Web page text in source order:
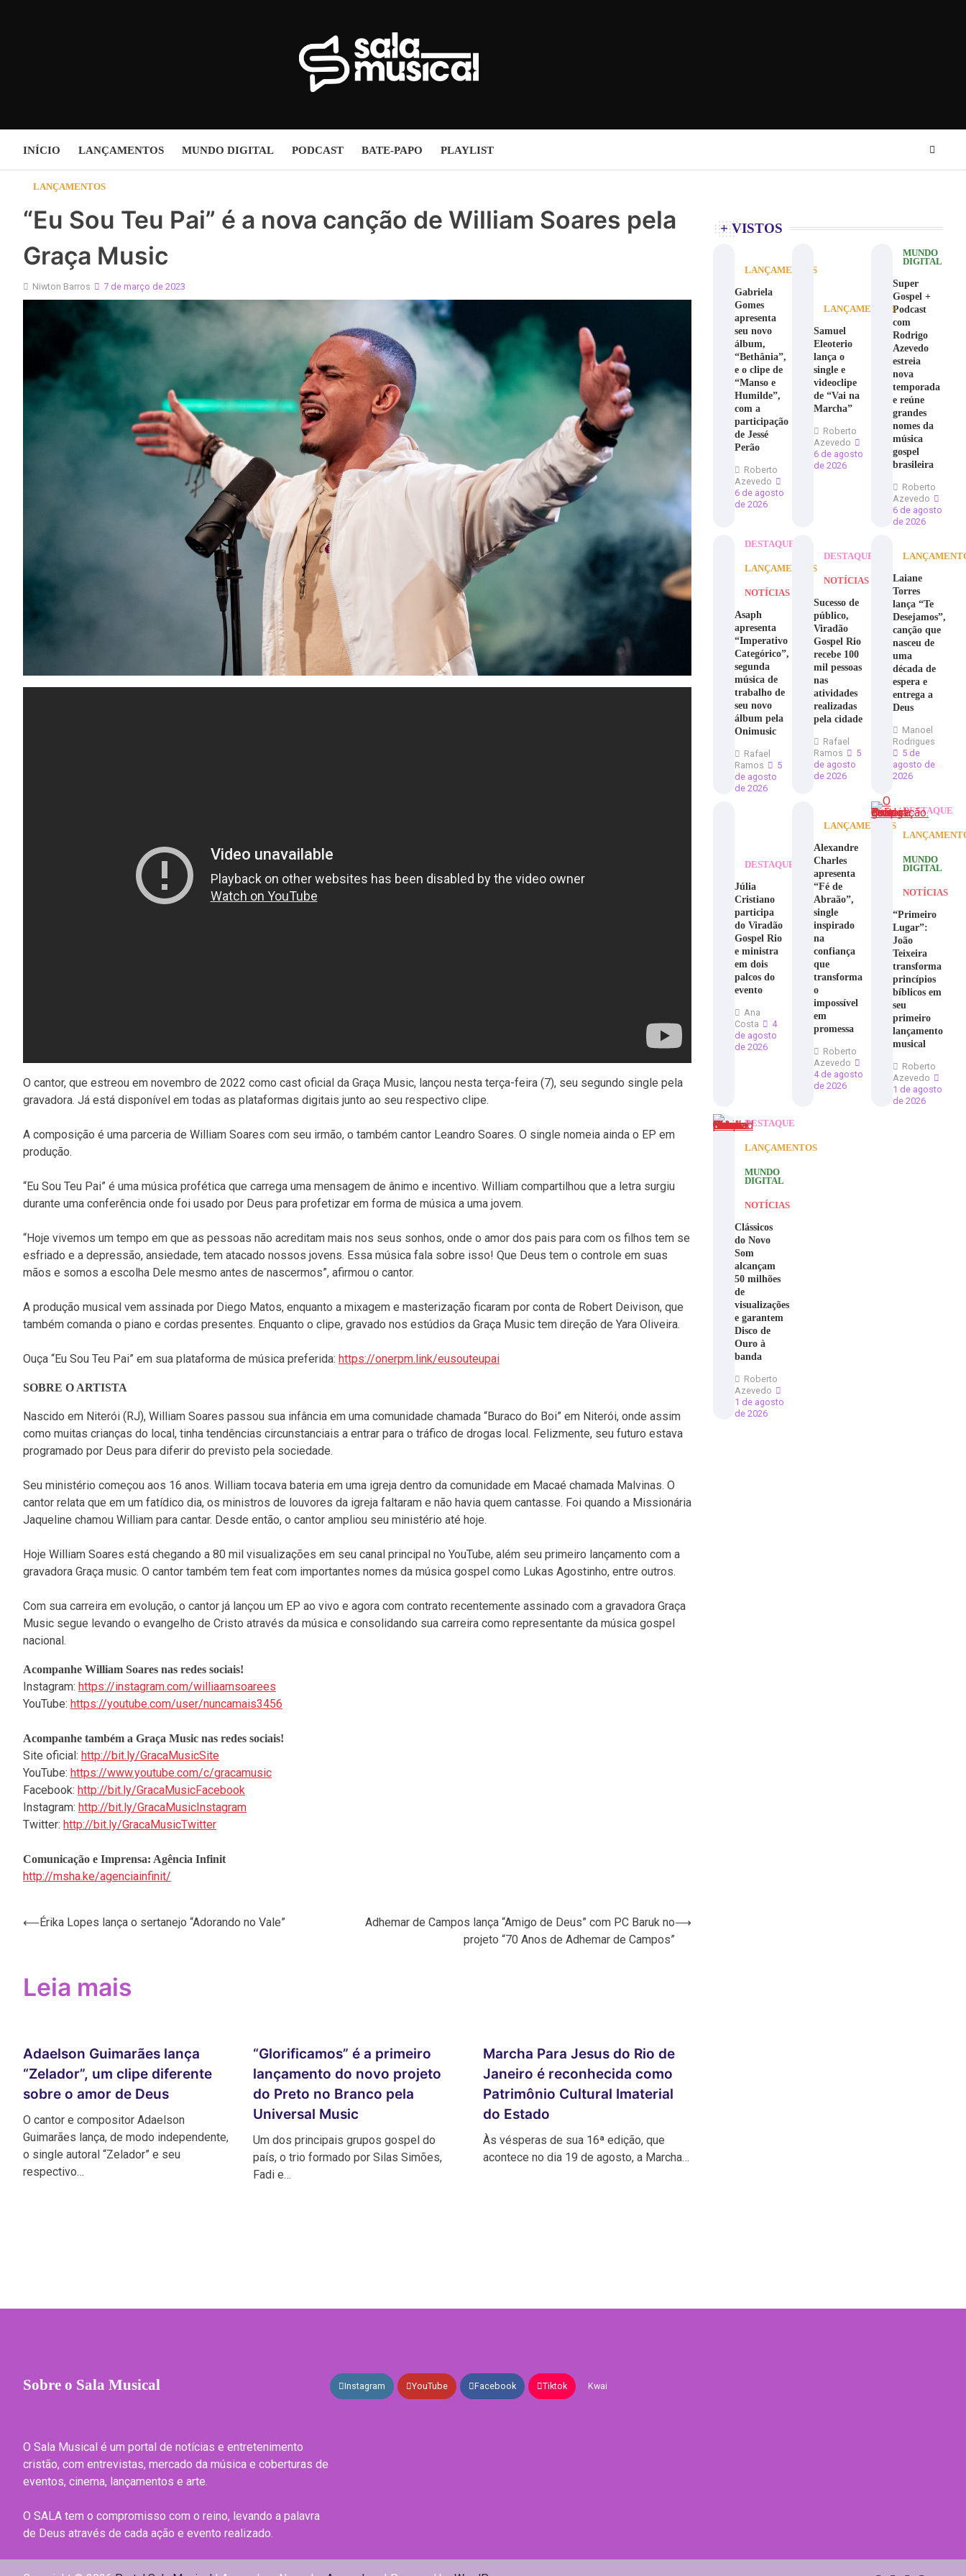
INÍCIO LANÇAMENTOS MUNDO DIGITAL PODCAST BATE-PAPO PLAYLIST
LANÇAMENTOS
“Eu Sou Teu Pai” é a nova canção de William Soares pela
Graça Music
Niwton Barros 7 de março de 2023
O cantor, que estreou em novembro de 2022 como cast oficial da Graça Music, lançou nesta terça-feira (7), seu segundo single pela
gravadora. Já está disponível em todas as plataformas digitais junto ao seu respectivo clipe.
A composição é uma parceria de William Soares com seu irmão, o também cantor Leandro Soares. O single nomeia ainda o EP em
produção.
“Eu Sou Teu Pai” é uma música profética que carrega uma mensagem de ânimo e incentivo. William compartilhou que a letra surgiu
durante uma conferência onde foi usado por Deus para profetizar em forma de música a uma jovem.
“Hoje vivemos um tempo em que as pessoas não acreditam mais nos seus sonhos, onde o amor dos pais para com os filhos tem se
esfriado e a depressão, ansiedade, tem atacado nossos jovens. Essa música fala sobre isso! Que Deus tem o controle em suas
mãos e somos a escolha Dele mesmo antes de nascermos”, afirmou o cantor.
A produção musical vem assinada por Diego Matos, enquanto a mixagem e masterização ficaram por conta de Robert Deivison, que
também comanda o piano e cordas presentes. Enquanto o clipe, gravado nos estúdios da Graça Music tem direção de Yara Oliveira.
Ouça “Eu Sou Teu Pai” em sua plataforma de música preferida: https://onerpm.link/eusouteupai
SOBRE O ARTISTA
Nascido em Niterói (RJ), William Soares passou sua infância em uma comunidade chamada “Buraco do Boi” em Niterói, onde assim
como muitas crianças do local, tinha tendências circunstanciais a entrar para o tráfico de drogas local. Felizmente, seu futuro estava
programado por Deus para diferir do previsto pela sociedade.
Seu ministério começou aos 16 anos. William tocava bateria em uma igreja dentro da comunidade em Macaé chamada Malvinas. O
cantor relata que em um fatídico dia, os ministros de louvores da igreja faltaram e não havia quem cantasse. Foi quando a Missionária
Jaqueline chamou William para cantar. Desde então, o cantor ampliou seu ministério até hoje.
Hoje William Soares está chegando a 80 mil visualizações em seu canal principal no YouTube, além seu primeiro lançamento com a
gravadora Graça music. O cantor também tem feat com importantes nomes da música gospel como Lukas Agostinho, entre outros.
Com sua carreira em evolução, o cantor já lançou um EP ao vivo e agora com contrato recentemente assinado com a gravadora Graça
Music segue levando o evangelho de Cristo através da música e consolidando sua carreira como representante da música gospel
nacional.
Acompanhe William Soares nas redes sociais!
Instagram: https://instagram.com/williaamsoarees
YouTube: https://youtube.com/user/nuncamais3456
Acompanhe também a Graça Music nas redes sociais!
Site oficial: http://bit.ly/GracaMusicSite
YouTube: https://www.youtube.com/c/gracamusic
Facebook: http://bit.ly/GracaMusicFacebook
Instagram: http://bit.ly/GracaMusicInstagram
Twitter: http://bit.ly/GracaMusicTwitter
Comunicação e Imprensa: Agência Infinit
http://msha.ke/agenciainfinit/
Navegação
⟵ Érika Lopes lança o sertanejo “Adorando no Vale”
Adhemar de Campos lança “Amigo de Deus” com PC Baruk no
projeto “70 Anos de Adhemar de Campos”
⟶
Leia mais
Adaelson Guimarães lança
“Zelador”, um clipe diferente
sobre o amor de Deus
O cantor e compositor Adaelson
Guimarães lança, de modo independente,
o single autoral “Zelador” e seu
respectivo…
“Glorificamos” é a primeiro
lançamento do novo projeto
do Preto no Branco pela
Universal Music
Um dos principais grupos gospel do
país, o trio formado por Silas Simões,
Fadi e…
Marcha Para Jesus do Rio de
Janeiro é reconhecida como
Patrimônio Cultural Imaterial
do Estado
Às vésperas de sua 16ª edição, que
acontece no dia 19 de agosto, a Marcha…
+ VISTOS
LANÇAMENTOS
Gabriela
Gomes
apresenta
seu novo
álbum,
“Bethânia”,
e o clipe de
“Manso e
Humilde”,
com a
participação
de Jessé
Perão
Roberto
Azevedo
6 de agosto
de 2026
LANÇAMENTOS
Samuel
Eleoterio
lança o
single e
videoclipe
de “Vai na
Marcha”
Roberto
Azevedo
6 de agosto
de 2026
MUNDO
DIGITAL
Super
Gospel +
Podcast
com
Rodrigo
Azevedo
estreia
nova
temporada
e reúne
grandes
nomes da
música
gospel
brasileira
Roberto
Azevedo
6 de agosto
de 2026
DESTAQUE
LANÇAMENTOS
NOTÍCIAS
Asaph
apresenta
“Imperativo
Categórico”,
segunda
música de
trabalho de
seu novo
álbum pela
Onimusic
Rafael
Ramos
5
de agosto
de 2026
DESTAQUE
NOTÍCIAS
Sucesso de
público,
Viradão
Gospel Rio
recebe 100
mil pessoas
nas
atividades
realizadas
pela cidade
Rafael
Ramos
5
de agosto
de 2026
Laiane
Torres
lança “Te
Desejamos”,
canção que
nasceu de
uma
década de
espera e
entrega a
Deus
Manoel
Rodrigues
5 de
agosto de
2026
DESTAQUE
Júlia
Cristiano
participa
do Viradão
Gospel Rio
e ministra
em dois
palcos do
evento
Ana
Costa
4
de agosto
de 2026
LANÇAMENTOS
Alexandre
Charles
apresenta
“Fé de
Abraão”,
single
inspirado
na
confiança
que
transforma
o
impossível
em
promessa
Roberto
Azevedo
4 de agosto
de 2026
DESTAQUE
MUNDO
DIGITAL
NOTÍCIAS
“Primeiro
Lugar”:
João
Teixeira
transforma
princípios
bíblicos em
seu
primeiro
lançamento
musical
Roberto
Azevedo
1 de agosto
de 2026
DESTAQUE
LANÇAMENTOS
MUNDO
DIGITAL
NOTÍCIAS
Clássicos
do Novo
Som
alcançam
50 milhões
de
visualizações
e garantem
Disco de
Ouro à
banda
Roberto
Azevedo
1 de agosto
de 2026
Sobre o Sala Musical
O Sala Musical é um portal de notícias e entretenimento
cristão, com entrevistas, mercado da música e coberturas de
eventos, cinema, lançamentos e arte.
O SALA tem o compromisso com o reino, levando a palavra
de Deus através de cada ação e evento realizado.
Instagram YouTube Facebook Tiktok Kwai